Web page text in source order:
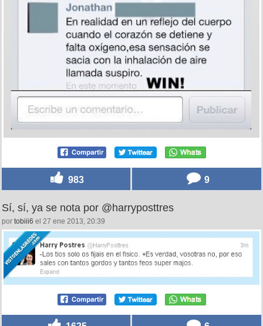
983 9
Sí, sí, ya se nota por @harryposttres
por tobiii6 el 27 ene 2013, 20:39